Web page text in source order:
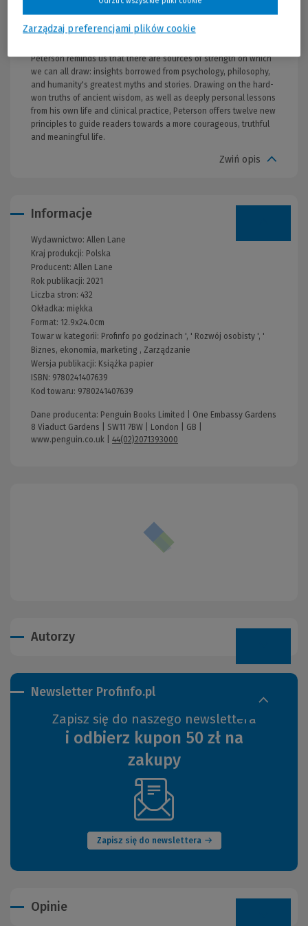
and creative vitality. Beyond Order therefore calls on us to
chaos ­- and reveals the profound meaning that can be found on
Peterson reminds us that there are sources of strength on which
we can all draw: insights borrowed from psychology, philosophy,
and humanity's greatest myths and stories. Drawing on the hard-
won truths of ancient wisdom, as well as deeply personal lessons
from his own life and clinical practice, Peterson offers twelve new
principles to guide readers towards a more courageous, truthful
and meaningful life.
Zwiń opis
Informacje
Wydawnictwo: Allen Lane
Kraj produkcji: Polska
Producent: Allen Lane
Rok publikacji: 2021
Liczba stron: 432
Okładka: miękka
Format: 12.9x24.0cm
Towar w kategorii: Profinfo po godzinach ', ' Rozwój osobisty ', '
Biznes, ekonomia, marketing , Zarządzanie
Wersja publikacji: Książka papier
ISBN: 9780241407639
Kod towaru: 9780241407639
Dane producenta: Penguin Books Limited | One Embassy Gardens
8 Viaduct Gardens | SW11 7BW | London | GB |
www.penguin.co.uk
44(02)2071393000
Autorzy
Newsletter Profinfo.pl
Zapisz się do naszego newslettera
i odbierz kupon 50 zł na
zakupy
Zapisz się do newslettera
(Nowe
okno)
Opinie
Zarządzaj preferencjami plików cookie